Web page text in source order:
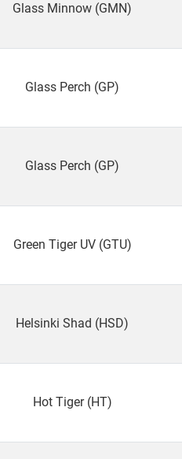
Glass Minnow (GMN)
Glass Perch (GP)
Glass Perch (GP)
Green Tiger UV (GTU)
Helsinki Shad (HSD)
Hot Tiger (HT)